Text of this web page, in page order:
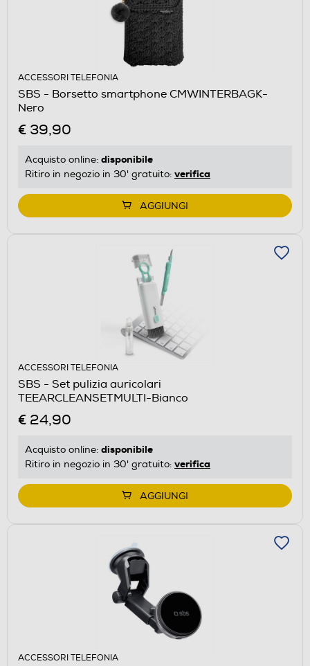
ACCESSORI TELEFONIA
SBS - Borsetto smartphone CMWINTERBAGK-
Nero
€ 39,90
Acquisto online: disponibile
Ritiro in negozio in 30' gratuito: verifica
AGGIUNGI
ACCESSORI TELEFONIA
SBS - Set pulizia auricolari
TEEARCLEANSETMULTI-Bianco
€ 24,90
Acquisto online: disponibile
Ritiro in negozio in 30' gratuito: verifica
AGGIUNGI
ACCESSORI TELEFONIA